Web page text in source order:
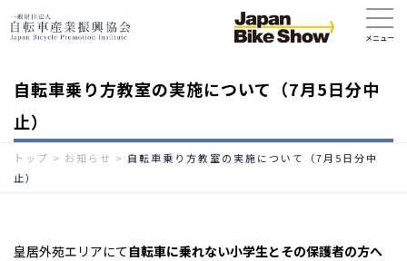
自転車乗り方教室の実施について（7月5日分中
止）
トップ > お知らせ > 自転車乗り方教室の実施について（7月5日分中
止）
皇居外苑エリアにて 自転車に乗れない小学生とその保護者の方へ